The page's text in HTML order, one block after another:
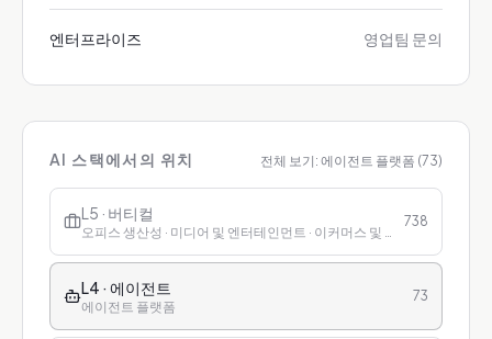
엔터프라이즈 영업팀 문의
AI 스택에서의 위치 전체 보기: 에이전트 플랫폼 (73)
L5 · 버티컬
오피스 생산성 · 미디어 및 엔터테인먼트 · 이커머스 및 리테일 · 금융 · 헬스케어 · 교육 · 고객 서비스
738
L4 · 에이전트
에이전트 플랫폼
73